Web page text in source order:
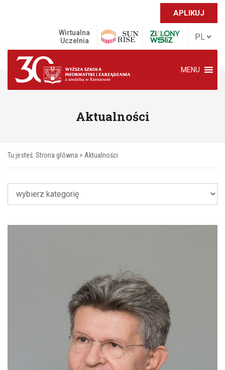
APLIKUJ
Wirtualna
Uczelnia
MENU
Aktualności
Tu jesteś: Strona główna > Aktualności